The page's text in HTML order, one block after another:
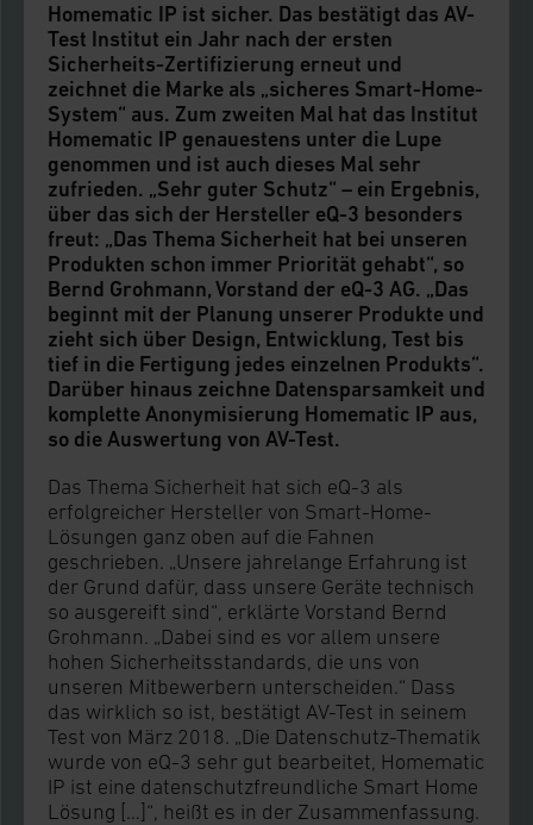
Homematic IP ist sicher. Das bestätigt das AV-
Test Institut ein Jahr nach der ersten
Sicherheits-Zertifizierung erneut und
zeichnet die Marke als „sicheres Smart-Home-
System“ aus. Zum zweiten Mal hat das Institut
Homematic IP genauestens unter die Lupe
genommen und ist auch dieses Mal sehr
zufrieden. „Sehr guter Schutz“ – ein Ergebnis,
über das sich der Hersteller eQ-3 besonders
freut: „Das Thema Sicherheit hat bei unseren
Produkten schon immer Priorität gehabt“, so
Bernd Grohmann, Vorstand der eQ-3 AG. „Das
beginnt mit der Planung unserer Produkte und
zieht sich über Design, Entwicklung, Test bis
tief in die Fertigung jedes einzelnen Produkts“.
Darüber hinaus zeichne Datensparsamkeit und
komplette Anonymisierung Homematic IP aus,
so die Auswertung von AV-Test.
Das Thema Sicherheit hat sich eQ-3 als
erfolgreicher Hersteller von Smart-Home-
Lösungen ganz oben auf die Fahnen
geschrieben. „Unsere jahrelange Erfahrung ist
der Grund dafür, dass unsere Geräte technisch
so ausgereift sind“, erklärte Vorstand Bernd
Grohmann. „Dabei sind es vor allem unsere
hohen Sicherheitsstandards, die uns von
unseren Mitbewerbern unterscheiden.“ Dass
das wirklich so ist, bestätigt AV-Test in seinem
Test von März 2018. „Die Datenschutz-Thematik
wurde von eQ-3 sehr gut bearbeitet, Homematic
IP ist eine datenschutzfreundliche Smart Home
Lösung […]“, heißt es in der Zusammenfassung.